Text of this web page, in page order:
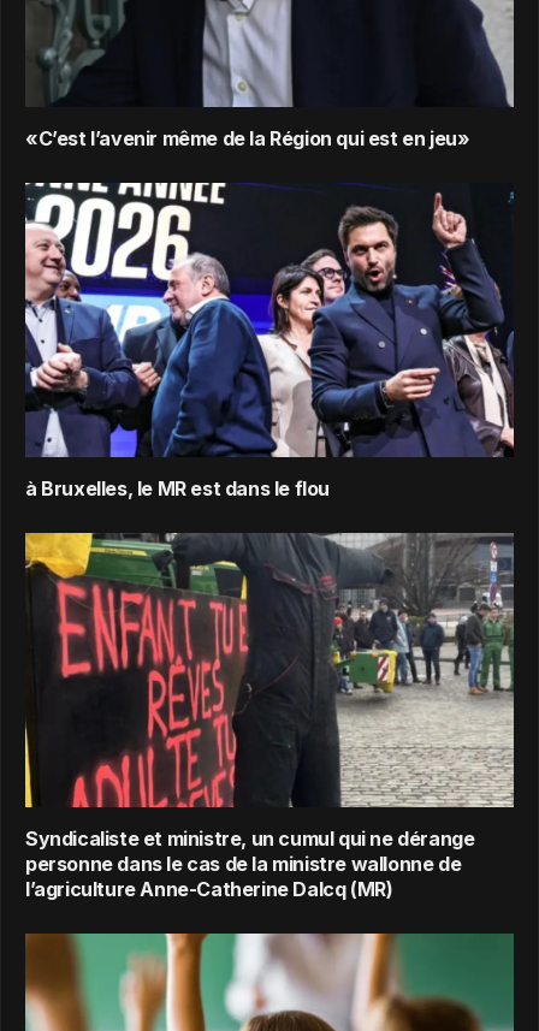
«C’est l’avenir même de la Région qui est en jeu»
à Bruxelles, le MR est dans le flou
Syndicaliste et ministre, un cumul qui ne dérange
personne dans le cas de la ministre wallonne de
l’agriculture Anne-Catherine Dalcq (MR)